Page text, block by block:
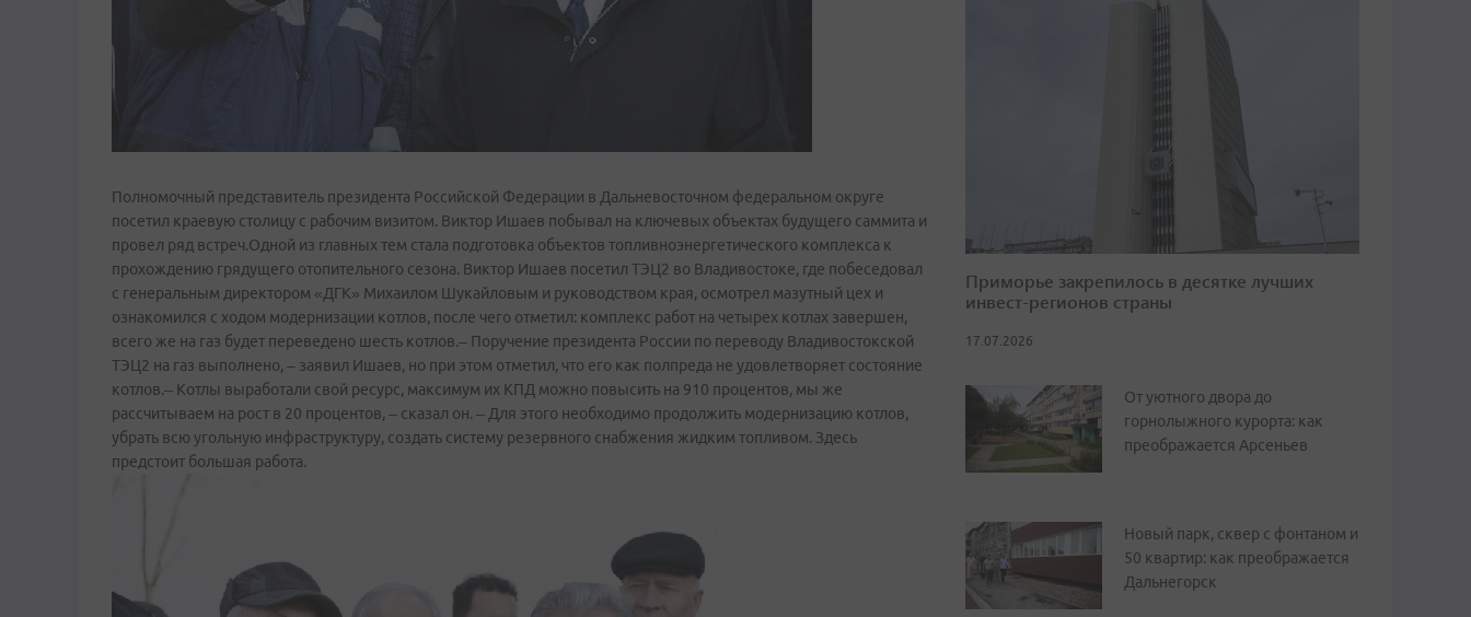
Полномочный представитель президента Российской Федерации в Дальневосточном федеральном округе
посетил краевую столицу с рабочим визитом. Виктор Ишаев побывал на ключевых объектах будущего саммита и
провел ряд встреч.Одной из главных тем стала подготовка объектов топливноэнергетического комплекса к
прохождению грядущего отопительного сезона. Виктор Ишаев посетил ТЭЦ2 во Владивостоке, где побеседовал
с генеральным директором «ДГК» Михаилом Шукайловым и руководством края, осмотрел мазутный цех и
ознакомился с ходом модернизации котлов, после чего отметил: комплекс работ на четырех котлах завершен,
всего же на газ будет переведено шесть котлов.– Поручение президента России по переводу Владивостокской
ТЭЦ2 на газ выполнено, – заявил Ишаев, но при этом отметил, что его как полпреда не удовлетворяет состояние
котлов.– Котлы выработали свой ресурс, максимум их КПД можно повысить на 910 процентов, мы же
рассчитываем на рост в 20 процентов, – сказал он. – Для этого необходимо продолжить модернизацию котлов,
убрать всю угольную инфраструктуру, создать систему резервного снабжения жидким топливом. Здесь
предстоит большая работа.
Приморье закрепилось в десятке лучших
инвест-регионов страны
17.07.2026
От уютного двора до
горнолыжного курорта: как
преображается Арсеньев
Новый парк, сквер с фонтаном и
50 квартир: как преображается
Дальнегорск